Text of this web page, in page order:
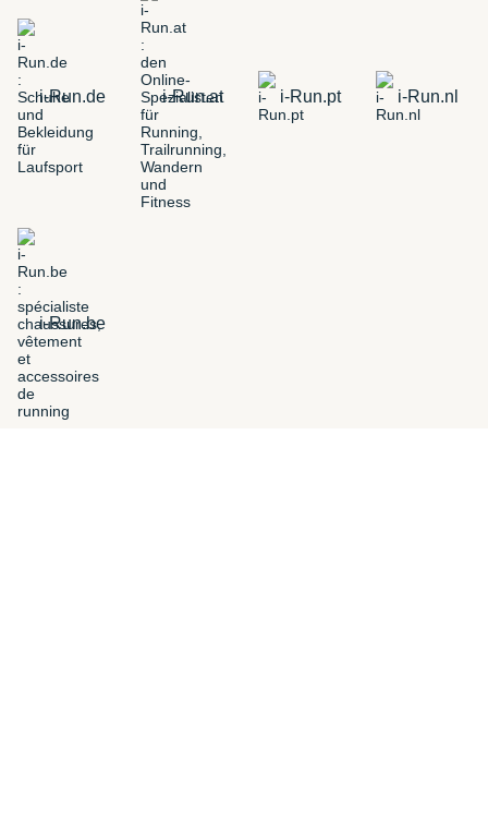
i-Run.de i-Run.at i-Run.pt i-Run.nl
i-Run.be